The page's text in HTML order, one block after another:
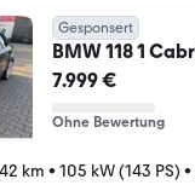
Gesponsert
BMW 118 1
7.999 €
Ohne Bewertung
km • 105 kW (143 PS) •